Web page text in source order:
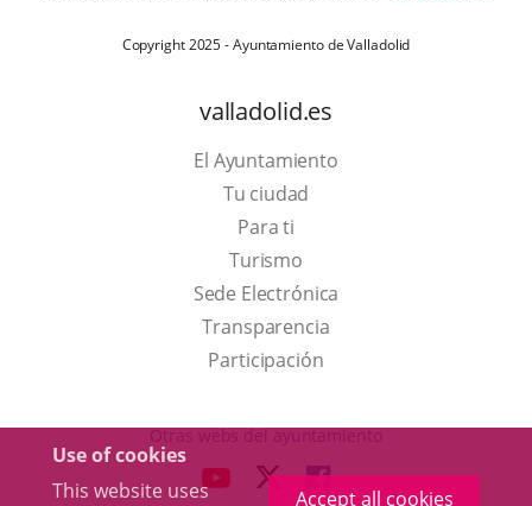
Use of cookies
This website uses
Accept all cookies
Copyright 2025 - Ayuntamiento de Valladolid
valladolid.es
El Ayuntamiento
Tu ciudad
Para ti
TurismoThis
link
will
open
a
up
Sede Electrónica
Transparencia
Participación
Otras webs del ayuntamiento
LINK LINKLINK